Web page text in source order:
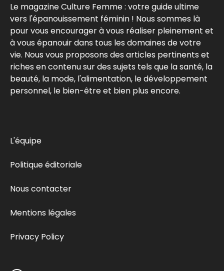
Le magazine Culture Femme : votre guide ultime
vers l'épanouissement féminin ! Nous sommes là
pour vous encourager à vous réaliser pleinement et
à vous épanouir dans tous les domaines de votre
vie. Nous vous proposons des articles pertinents et
riches en contenu sur des sujets tels que la santé, la
beauté, la mode, l'alimentation, le développement
personnel, le bien-être et bien plus encore.
L'équipe
Politique éditoriale
Nous contacter
Mentions légales
Privacy Policy